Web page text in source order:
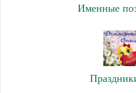
Именные